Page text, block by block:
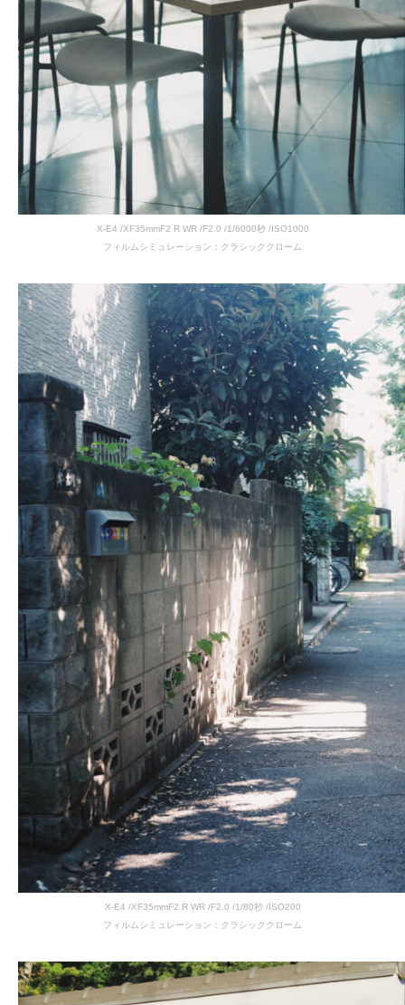
X-E4 /XF35mmF2 R WR /F2.0 /1/6000秒 /ISO1000
フィルムシミュレーション：クラシッククローム
X-E4 /XF35mmF2 R WR /F2.0 /1/80秒 /ISO200
フィルムシミュレーション：クラシッククローム